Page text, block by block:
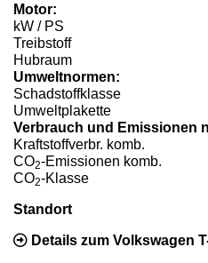
Motor:
kW / PS
Treibstoff
Hubraum
Umweltnormen:
Schadstoffklasse
Umweltplakette
Verbrauch und Emissionen
Kraftstoffverbr. komb.
CO2-Emissionen komb.
CO2-Klasse
Standort
Details zum Volkswagen